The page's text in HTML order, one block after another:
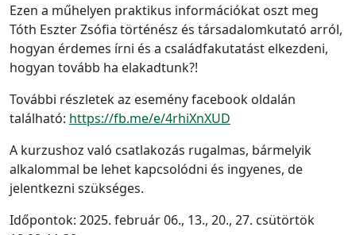
Ezen a műhelyen praktikus információkat oszt meg
Tóth Eszter Zsófia történész és társadalomkutató arról,
hogyan érdemes írni és a családfakutatást elkezdeni,
hogyan tovább ha elakadtunk?!
További részletek az esemény facebook oldalán
található: https://fb.me/e/4rhiXnXUD
A kurzushoz való csatlakozás rugalmas, bármelyik
alkalommal be lehet kapcsolódni és ingyenes, de
jelentkezni szükséges.
Időpontok: 2025. február 06., 13., 20., 27. csütörtök